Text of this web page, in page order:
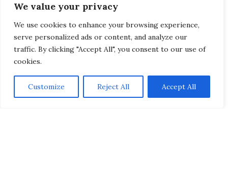
We value your privacy
We use cookies to enhance your browsing experience,
serve personalized ads or content, and analyze our
traffic. By clicking "Accept All", you consent to our use of
cookies.
Customize Reject All Accept All